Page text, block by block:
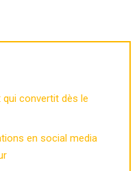
convertit dès le
en social media